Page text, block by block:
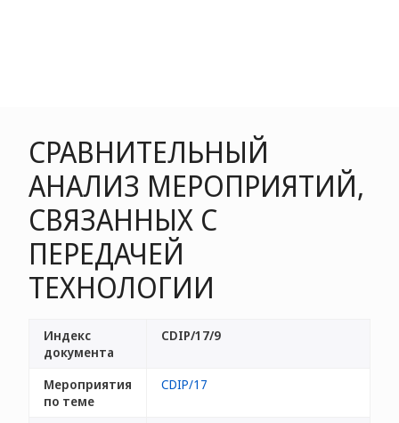
СРАВНИТЕЛЬНЫЙ
АНАЛИЗ МЕРОПРИЯТИЙ,
СВЯЗАННЫХ С
ПЕРЕДАЧЕЙ
ТЕХНОЛОГИИ
Индекс
документа
CDIP/17/9
Мероприятия
по теме
CDIP/17